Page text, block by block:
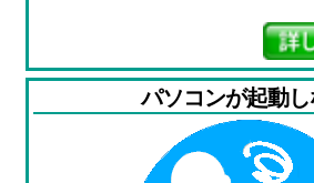
パソコンが起動